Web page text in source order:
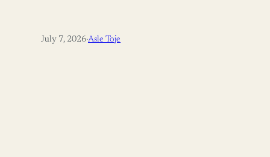
July 7, 2026·Asle Toje